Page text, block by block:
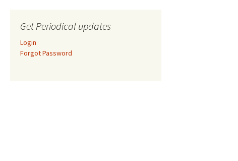
Get Periodical updates
Login
Forgot Password